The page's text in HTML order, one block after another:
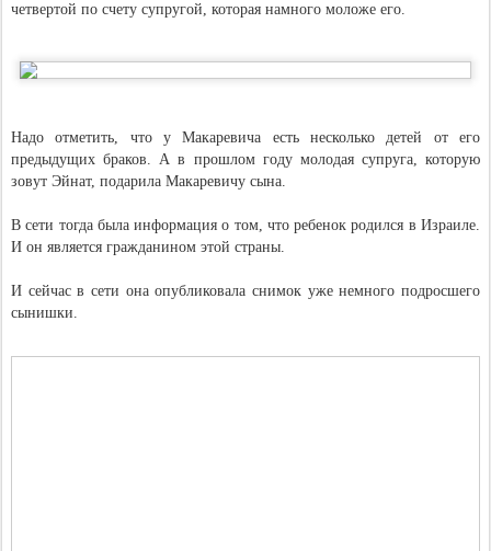
четвертой по счету супругой, которая намного моложе его.
Надо отметить, что у Макаревича есть несколько детей от его
предыдущих браков. А в прошлом году молодая супруга, которую
зовут Эйнат, подарила Макаревичу сына.
В сети тогда была информация о том, что ребенок родился в Израиле.
И он является гражданином этой страны.
И сейчас в сети она опубликовала снимок уже немного подросшего
сынишки.